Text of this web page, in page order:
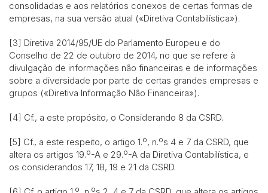
consolidadas e aos relatórios conexos de certas formas de
empresas, na sua versão atual («Diretiva Contabilística»).
[3] Diretiva 2014/95/UE do Parlamento Europeu e do
Conselho de 22 de outubro de 2014, no que se refere à
divulgação de informações não financeiras e de informações
sobre a diversidade por parte de certas grandes empresas e
grupos («Diretiva Informação Não Financeira»).
[4] Cf., a este propósito, o Considerando 8 da CSRD.
[5] Cf., a este respeito, o artigo 1.º, n.ºs 4 e 7 da CSRD, que
altera os artigos 19.º-A e 29.º-A da Diretiva Contabilística, e
os considerandos 17, 18, 19 e 21 da CSRD.